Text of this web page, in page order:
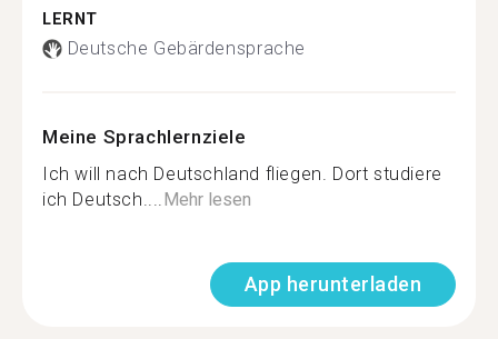
LERNT
Deutsche Gebärdensprache
Meine Sprachlernziele
Ich will nach Deutschland fliegen. Dort studiere
ich Deutsch....Mehr lesen
App herunterladen